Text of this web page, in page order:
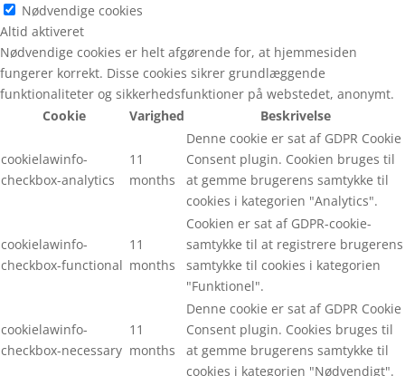
Nødvendige cookies
Altid aktiveret
Nødvendige cookies er helt afgørende for, at hjemmesiden
fungerer korrekt. Disse cookies sikrer grundlæggende
funktionaliteter og sikkerhedsfunktioner på webstedet, anonymt.
Cookie
Varighed Beskrivelse
cookielawinfo-
checkbox-analytics
11
months
Denne cookie er sat af GDPR Cookie
Consent plugin. Cookien bruges til
at gemme brugerens samtykke til
cookies i kategorien "Analytics".
cookielawinfo-
checkbox-functional
11
months
Cookien er sat af GDPR-cookie-
samtykke til at registrere brugerens
samtykke til cookies i kategorien
"Funktionel".
cookielawinfo-
checkbox-necessary
11
months
Denne cookie er sat af GDPR Cookie
Consent plugin. Cookies bruges til
at gemme brugerens samtykke til
cookies i kategorien "Nødvendigt".